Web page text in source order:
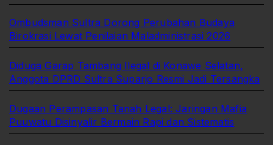
Ombudsman Sultra Dorong Perubahan Budaya
Birokrasi Lewat Penilaian Maladministrasi 2026
Diduga Garap Tambang Ilegal di Konawe Selatan,
Anggota DPRD Sultra Suparjo Resmi Jadi Tersangka
Dugaan Perampasan Tanah Legal: Jaringan Mafia
Puuwatu Disinyalir Bermain Rapi dan Sistematis